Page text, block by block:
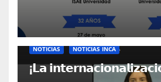
NOTICIAS NOTICIAS INCA
¡𝗟𝗮